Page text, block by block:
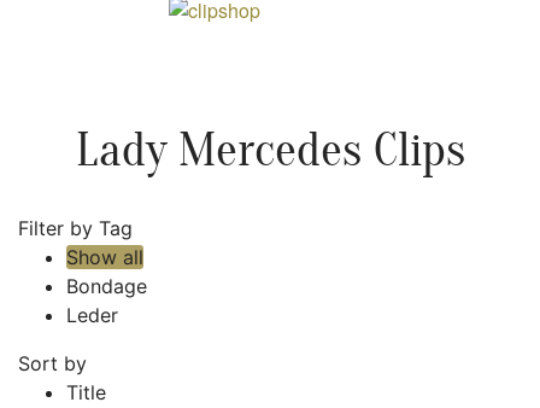
Lady Mercedes Clips
Filter by Tag
Show all
Bondage
Leder
Sort by
Title